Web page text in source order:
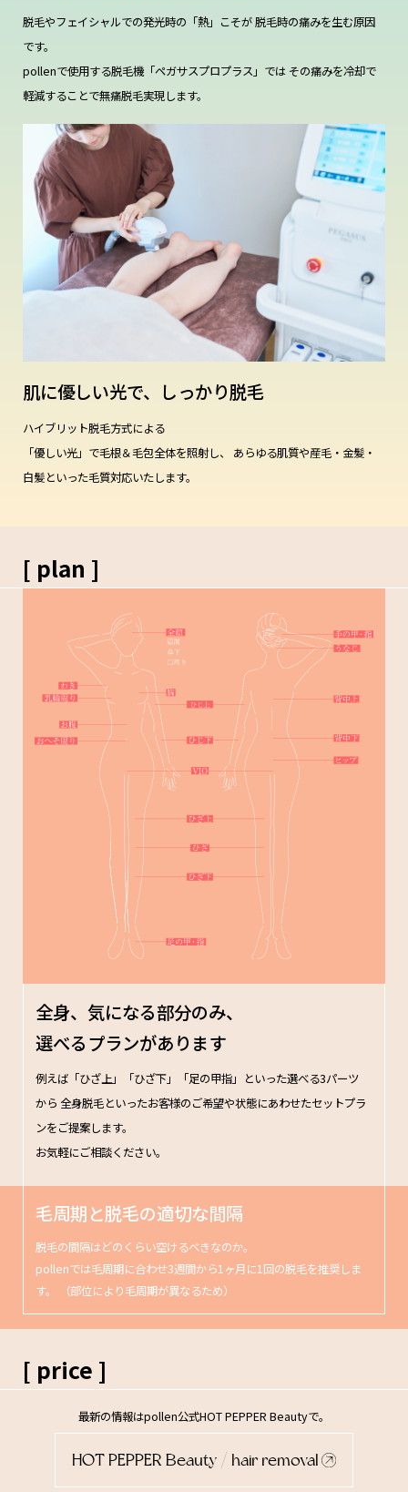
脱毛やフェイシャルでの発光時の「熱」こそが脱毛時の痛みを生む原因
です。
pollenで使用する脱毛機「ペガサスプロプラス」ではその痛みを冷却で
軽減することで無痛脱毛実現します。
肌に優しい光で、 しっかり脱毛
ハイブリット脱毛方式による
「優しい光」で毛根＆毛包全体を照射し、
あらゆる肌質や産毛・金髪・
白髪といった毛質対応いたします。
[ plan ]
全身、気になる部分のみ、
選べるプランがあります
例えば「ひざ上」「ひざ下」「足の甲指」といった選べる3パーツ
から 全身脱毛といったお客様のご希望や状態にあわせたセットプラ
ンをご提案します。
お気軽にご相談ください。
毛周期と脱毛の適切な間隔
脱毛の間隔はどのくらい空けるべきなのか。
pollenでは毛周期に合わせ3週間から1ヶ月に1回の脱毛を推奨しま
す。
（部位により毛周期が異なるため）
[ price ]
最新の情報はpollen公式HOT PEPPER Beautyで。
HOT PEPPER Beauty / hair removal